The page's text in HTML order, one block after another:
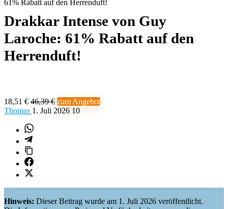
61% Rabatt auf den Herrenduft!
Drakkar Intense von Guy
Laroche: 61% Rabatt auf den
Herrenduft!
18,51 € 46,39 € zum Angebot
Thomas 1. Juli 2026 10
Hinweis: Dieser Beitrag wurde am 1. Juli 2026 veröffentlicht.